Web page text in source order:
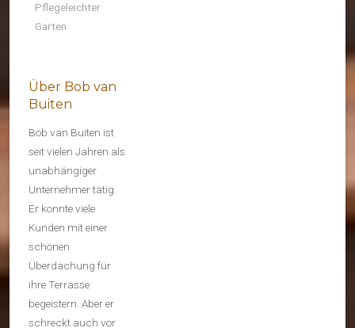
Pflegeleichter
Garten
Über Bob van
Buiten
Bob van Buiten ist
seit vielen Jahren als
unabhängiger
Unternehmer tätig.
Er konnte viele
Kunden mit einer
schönen
Überdachung für
ihre Terrasse
begeistern. Aber er
schreckt auch vor